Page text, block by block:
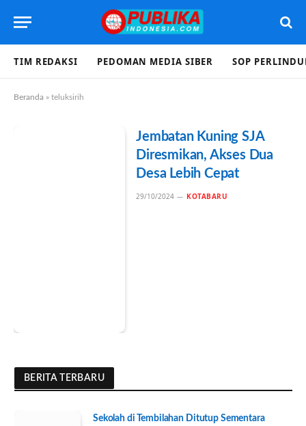
TIM REDAKSI PEDOMAN MEDIA SIBER SOP
Beranda » teluksirih
Jembatan Kuning SJA
Diresmikan, Akses Dua
Desa Lebih Cepat
29/10/2024 KOTABARU
BERITA TERBARU
Sekolah di Tembilahan Ditutup Sementara